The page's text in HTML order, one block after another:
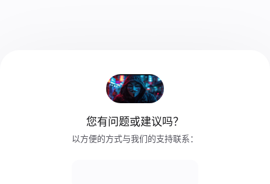
您有问题或建议吗？
以方便的方式与我们的支持联系：